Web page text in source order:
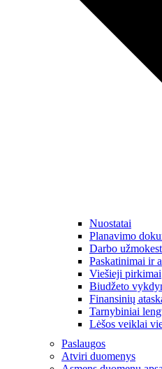
Nuostatai
Planavimo
Darbo
Paskatinimai ir
Viešieji pirkimai
Biudžeto
Finansinių
Tarnybiniai
Lėšos veiklai
Paslaugos
Atviri duomenys